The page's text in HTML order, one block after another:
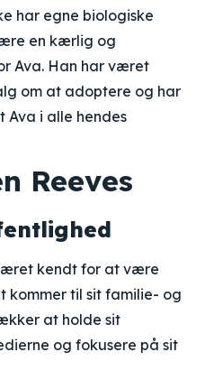
har egne biologiske
en kærlig og
Ava. Han har været
om at adoptere og har
i alle hendes
Reeves
kendt for at være
kommer til sit familie- og
at holde sit
og fokusere på sit